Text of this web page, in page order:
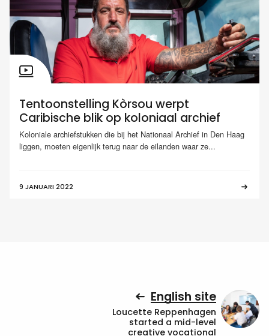
Tentoonstelling Kòrsou werpt
Caribische blik op koloniaal archief
Koloniale archiefstukken die bij het Nationaal Archief in Den Haag
liggen, moeten eigenlijk terug naar de eilanden waar ze...
9 JANUARI 2022
English site
Loucette Reppenhagen
started a mid-level
creative vocational